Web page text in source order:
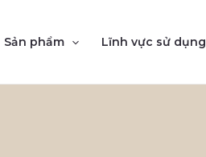
Sản phẩm Lĩnh vực sử dụng